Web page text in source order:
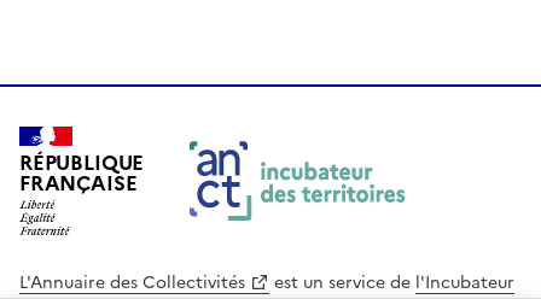
RÉPUBLIQUE
FRANÇAISE
L'Annuaire des Collectivités est un service de l'Incubateur